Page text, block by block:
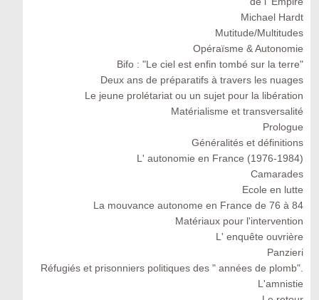
Michael Hardt
Mutitude/Multitudes
Opéraïsme & Autonomie
Bifo : "Le ciel est enfin tombé sur la terre"
Deux ans de préparatifs à travers les nuages
Le jeune prolétariat ou un sujet pour la libération
Matérialisme et transversalité
Prologue
Généralités et définitions
L' autonomie en France (1976-1984)
Camarades
Ecole en lutte
La mouvance autonome en France de 76 à 84
Matériaux pour l'intervention
L' enquête ouvrière
Panzieri
Réfugiés et prisonniers politiques des " années de plomb".
L'amnistie